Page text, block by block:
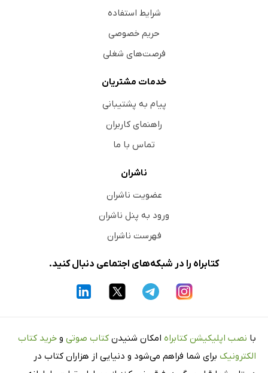
شرایط استفاده
حریم خصوصی
فرصت‌های شغلی
خدمات مشتریان
پیام به پشتیبانی
راهنمای کاربران
تماس با ما
ناشران
عضویت ناشران
ورود به پنل ناشران
فهرست ناشران
کتابراه را در شبکه‌های اجتماعی دنبال کنید.
با نصب اپلیکیشن کتابراه امکان شنیدن کتاب صوتی و خرید کتاب
الکترونیک برای شما فراهم می‌شود و دنیایی از هزاران کتاب در